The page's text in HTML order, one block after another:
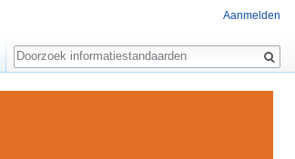
Aanmelden
Zoeken